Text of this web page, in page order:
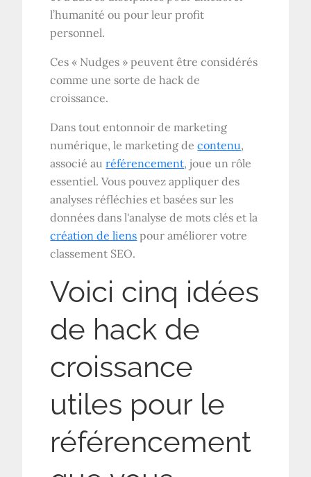
l’humanité ou pour leur profit
personnel.
Ces « Nudges » peuvent être considérés
comme une sorte de hack de
croissance.
Dans tout entonnoir de marketing
numérique, le marketing decontenu,
associé auréférencement, joue un rôle
essentiel. Vous pouvez appliquer des
analyses réfléchies et basées sur les
données dans l'analyse de mots clés et la
création de liens pour améliorer votre
classement SEO.
Voici cinq idées
de hack de
croissance
utiles pour le
référencement